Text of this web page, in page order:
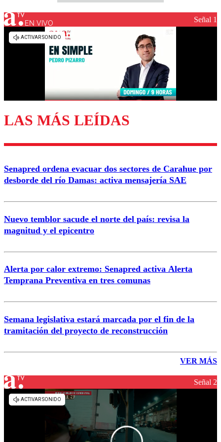
EN VIVO Señal 1
LAS MÁS LEÍDAS
Senapred ordena evacuar dos sectores de Carahue por
desborde del río Damas: activa mensajería SAE
Nuevo temblor sacude el norte del país: revisa la
magnitud y el epicentro
Alerta por calor extremo: Senapred activa Alerta
Temprana Preventiva en tres comunas
Semana legislativa estará marcada por el fin de la
tramitación del proyecto de reconstrucción
VER MÁS
Señal 2